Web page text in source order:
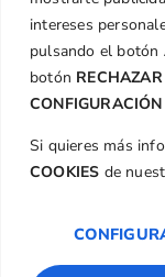
intereses
pulsando el botón
botón RECHAZAR
Si quieres más
COOKIES de
Comunitat